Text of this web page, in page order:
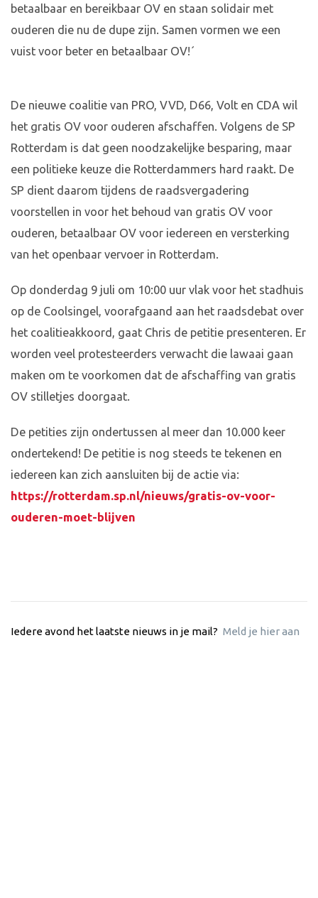
betaalbaar en bereikbaar OV en staan solidair met
ouderen die nu de dupe zijn. Samen vormen we een
vuist voor beter en betaalbaar OV!´
De nieuwe coalitie van PRO, VVD, D66, Volt en CDA wil
het gratis OV voor ouderen afschaffen. Volgens de SP
Rotterdam is dat geen noodzakelijke besparing, maar
een politieke keuze die Rotterdammers hard raakt. De
SP dient daarom tijdens de raadsvergadering
voorstellen in voor het behoud van gratis OV voor
ouderen, betaalbaar OV voor iedereen en versterking
van het openbaar vervoer in Rotterdam.
Op donderdag 9 juli om 10:00 uur vlak voor het stadhuis
op de Coolsingel, voorafgaand aan het raadsdebat over
het coalitieakkoord, gaat Chris de petitie presenteren. Er
worden veel protesteerders verwacht die lawaai gaan
maken om te voorkomen dat de afschaffing van gratis
OV stilletjes doorgaat.
De petities zijn ondertussen al meer dan 10.000 keer
ondertekend! De petitie is nog steeds te tekenen en
iedereen kan zich aansluiten bij de actie via:
https://rotterdam.sp.nl/nieuws/gratis-ov-voor-
ouderen-moet-blijven
Iedere avond het laatste nieuws in je mail? Meld je hier aan